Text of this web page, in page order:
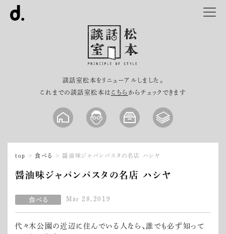
談話室松本をリニューアルしました。
これまでの談話室松本は こちら からチェックできます
top 食べる 醤油味ジャパンパスタの名店 ハシヤ
醤油味ジャパンパスタの名店 ハシヤ
Mar 28,2019
代々木公園の近辺に住んでいる人なら、誰でも必ず知って